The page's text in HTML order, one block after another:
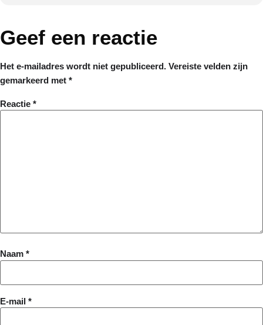
Geef een reactie
Het e-mailadres wordt niet gepubliceerd. Vereiste velden zijn
gemarkeerd met *
Reactie *
Naam *
E-mail *